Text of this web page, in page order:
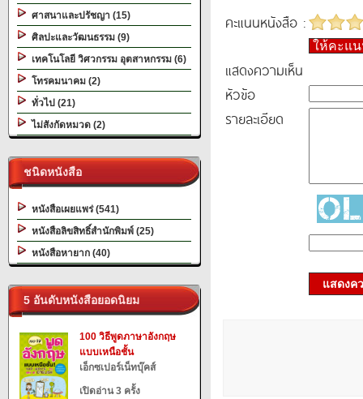
ศาสนาและปรัชญา (15)
ศิลปะและวัฒนธรรม (9)
เทคโนโลยี วิศวกรรม อุตสาหกรรม (6)
โทรคมนาคม (2)
ทั่วไป (21)
ไม่สังกัดหมวด (2)
ชนิดหนังสือ
หนังสือเผยแพร่ (541)
หนังสือลิขสิทธิ์สำนักพิมพ์ (25)
หนังสือหายาก (40)
5 อันดับหนังสือยอดนิยม
100 วิธีพูดภาษาอังกฤษ
แบบเหนือชั้น
เอ็กซเปอร์เน็ทบุ๊คส์
เปิดอ่าน 3 ครั้ง
คะแนนหนังสือ :
ให้คะแ
แสดงความเห็น
หัวข้อ
รายละเอียด
แสดงค